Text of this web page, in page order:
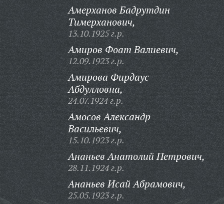
Амерханов Бадрутдин
Тимерханович,
13.10.1925 г.р.
Амиров Фоат Валиевич,
12.09.1923 г.р.
Амирова Фирдаус
Абдулловна,
24.07.1924 г.р.
Амосов Александр
Васильевич,
15.10.1923 г.р.
Ананьев Анатолий Петрович,
28.11.1924 г.р.
Ананьев Исай Абрамович,
25.05.1923 г.р.